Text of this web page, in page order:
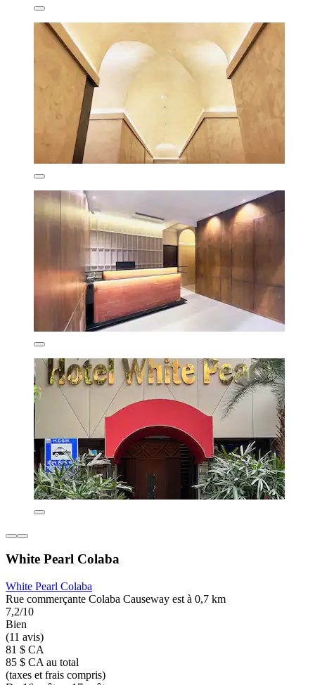
White Pearl Colaba
White Pearl Colaba
Rue commerçante Colaba Causeway est à 0,7 km
7,2/10
Bien
(11 avis)
81 $ CA
85 $ CA au total
(taxes et frais compris)